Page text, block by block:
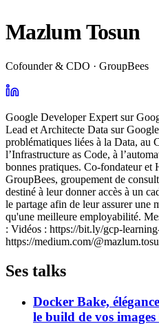
Mazlum Tosun
Cofounder & CDO · GroupBees
Google Developer Expert sur
Lead et Architecte Data sur
problématiques liées à la Data, au
l’Infrastructure as Code, à
bonnes pratiques. Co-fondateur
GroupBees, groupement de
destiné à leur donner accès à un
le partage afin de leur assurer une
qu'une meilleure employabilité.
: Vidéos : https://bit.ly/gcp-
https://medium.com/
Ses talks
Docker Bake,
le build de vos